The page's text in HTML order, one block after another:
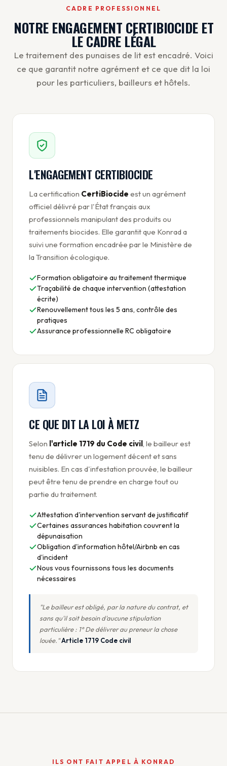
CADRE PROFESSIONNEL
NOTRE ENGAGEMENT CERTIBIOCIDE ET
LE CADRE LÉGAL
Le traitement des punaises de lit est encadré. Voici
ce que garantit notre agrément et ce que dit la loi
pour les particuliers, bailleurs et hôtels.
L'ENGAGEMENT CERTIBIOCIDE
La certification CertiBiocide est un agrément
officiel délivré par l'État français aux
professionnels manipulant des produits ou
traitements biocides. Elle garantit que Konrad a
suivi une formation encadrée par le Ministère de
la Transition écologique.
Formation obligatoire au traitement thermique
Traçabilité de chaque intervention (attestation
écrite)
Renouvellement tous les 5 ans, contrôle des
pratiques
Assurance professionnelle RC obligatoire
CE QUE DIT LA LOI À METZ
Selon l'article 1719 du Code civil, le bailleur est
tenu de délivrer un logement décent et sans
nuisibles. En cas d'infestation prouvée, le bailleur
peut être tenu de prendre en charge tout ou
partie du traitement.
Attestation d'intervention servant de justificatif
Certaines assurances habitation couvrent la
dépunaisation
Obligation d'information hôtel/Airbnb en cas
d'incident
Nous vous fournissons tous les documents
nécessaires
"Le bailleur est obligé, par la nature du contrat, et
sans qu'il soit besoin d'aucune stipulation
particulière : 1° De délivrer au preneur la chose
louée."Article 1719 Code civil
ILS ONT FAIT APPEL À KONRAD